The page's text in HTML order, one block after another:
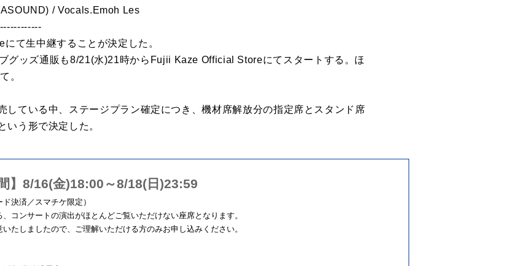
/ Vocals.Emoh Les
て生中継することが決定した。
グッズ通販も8/21(水)21時からFujii Kaze Official Storeにてスタートする。ほ
。
している中、ステージプラン確定につき、機材席解放分の指定席とスタンド席
いう形で決定した。
8/16(金)18:00～8/18(日)23:59
決済／スマチケ限定）
コンサートの演出がほとんどご覧いただけない座席となります。
たしましたので、ご理解いただける方のみお申し込みください。